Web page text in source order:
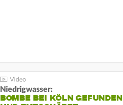
Niedrigwasser:
BOMBE BEI KÖLN GEFUNDEN